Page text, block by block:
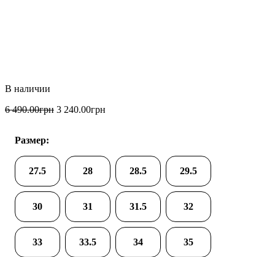
6 490.00грн 3 240.00грн
Размер:
27.5 28 28.5 29.5
30 31 31.5 32
33 33.5 34 35